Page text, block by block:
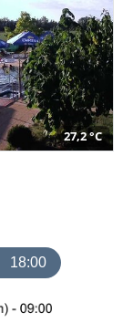
27,2 °C
18:00